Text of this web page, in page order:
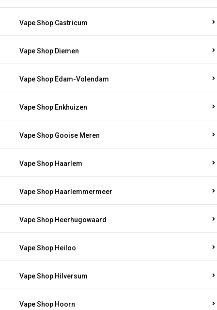
Vape Shop Castricum
Vape Shop Diemen
Vape Shop Edam-Volendam
Vape Shop Enkhuizen
Vape Shop Gooise Meren
Vape Shop Haarlem
Vape Shop Haarlemmermeer
Vape Shop Heerhugowaard
Vape Shop Heiloo
Vape Shop Hilversum
Vape Shop Hoorn